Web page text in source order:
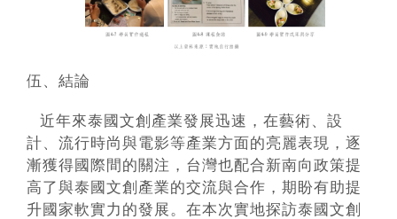
伍、結論
近年來泰國文創產業發展迅速，在藝術、設
計、流行時尚與電影等產業方面的亮麗表現，逐
漸獲得國際間的關注，台灣也配合新南向政策提
高了與泰國文創產業的交流與合作，期盼有助提
升國家軟實力的發展。在本次實地探訪泰國文創